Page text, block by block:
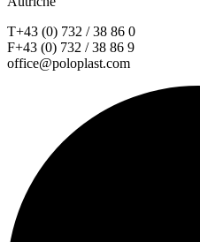
T+43 (0) 732 / 38 86 0
F+43 (0) 732 / 38 86 9
office@poloplast.com